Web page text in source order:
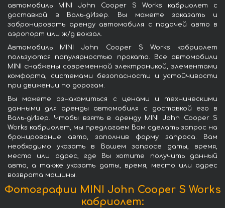
автомобиль MINI John Cooper S Works кабриолет с
доставкой в Валь-дИзер. Вы можете заказать и
забронировать аренду автомобиля с подачей авто в
аэропорт или ж/д вокзал.
Автомобиль MINI John Cooper S Works кабриолет
пользуются популярностью проката. Все автомобили
MINI снабжены современной электроникой, элементами
комфорта, системами безопасности и устойчивости
при движении по дорогам.
Вы можете ознакомиться с ценами и техническими
данными для аренды автомобиля с доставкой его в
Валь-дИзер. Чтобы взять в аренду MINI John Cooper S
Works кабриолет, мы предлагаем Вам сделать запрос на
бронирование авто, заполнив форму запроса. Вам
необходимо указать в Вашем запросе даты, время,
место или адрес, где Вы хотите получить данный
авто, а также указать даты, время, место или адрес
возврата машины.
Фотографии MINI John Cooper S Works
кабриолет: